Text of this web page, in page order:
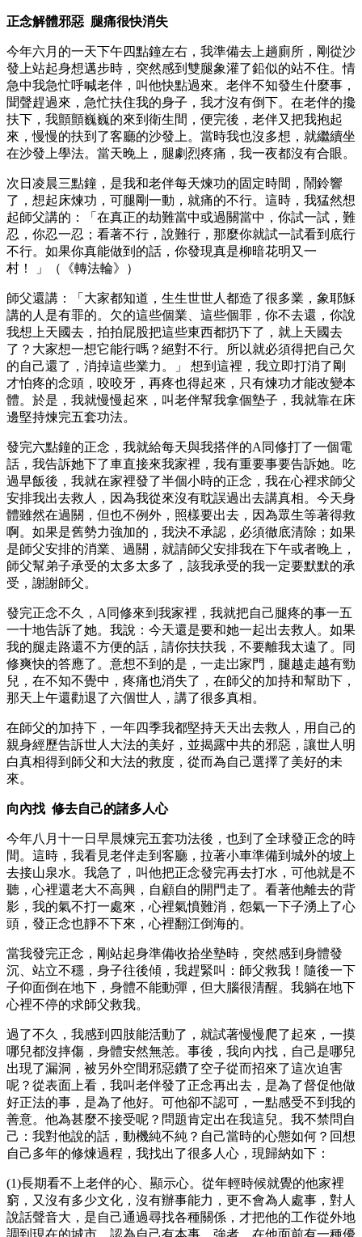
正念解體邪惡 腿痛很快消失
今年六月的一天下午四點鐘左右，我準備去上趟廁所，剛從沙
發上站起身想邁步時，突然感到雙腿象灌了鉛似的站不住。情
急中我急忙呼喊老伴，叫他快點過來。老伴不知發生什麼事，
聞聲趕過來，急忙扶住我的身子，我才沒有倒下。在老伴的攙
扶下，我顫顫巍巍的來到衛生間，便完後，老伴又把我抱起
來，慢慢的扶到了客廳的沙發上。當時我也沒多想，就繼續坐
在沙發上學法。當天晚上，腿劇烈疼痛，我一夜都沒有合眼。
次日凌晨三點鐘，是我和老伴每天煉功的固定時間，鬧鈴響
了，想起床煉功，可腿剛一動，就痛的不行。這時，我猛然想
起師父講的：「在真正的劫難當中或過關當中，你試一試，難
忍，你忍一忍；看著不行，說難行，那麼你就試一試看到底行
不行。如果你真能做到的話，你發現真是柳暗花明又一
村！ 」（《轉法輪》）
師父還講：「大家都知道，生生世世人都造了很多業，象耶穌
講的人是有罪的。欠的這些個業、這些個罪，你不去還，你說
我想上天國去，拍拍屁股把這些東西都扔下了，就上天國去
了？大家想一想它能行嗎？絕對不行。所以就必須得把自己欠
的自己還了，消掉這些業力。」 想到這裡，我立即打消了剛
才怕疼的念頭，咬咬牙，再疼也得起來，只有煉功才能改變本
體。於是，我就慢慢起來，叫老伴幫我拿個墊子，我就靠在床
邊堅持煉完五套功法。
發完六點鐘的正念，我就給每天與我搭伴的A同修打了一個電
話，我告訴她下了車直接來我家裡，我有重要事要告訴她。吃
過早飯後，我就在家裡發了半個小時的正念，我在心裡求師父
安排我出去救人，因為我從來沒有耽誤過出去講真相。今天身
體雖然在過關，但也不例外，照樣要出去，因為眾生等著得救
啊。如果是舊勢力強加的，我決不承認，必須徹底清除；如果
是師父安排的消業、過關，就請師父安排我在下午或者晚上，
師父幫弟子承受的太多太多了，該我承受的我一定要默默的承
受，謝謝師父。
發完正念不久，A同修來到我家裡，我就把自己腿疼的事一五
一十地告訴了她。我說：今天還是要和她一起出去救人。如果
我的腿走路還不方便的話，請你扶扶我，不要離我太遠了。同
修爽快的答應了。意想不到的是，一走岀家門，腿越走越有勁
兒，在不知不覺中，疼痛也消失了，在師父的加持和幫助下，
那天上午還勸退了六個世人，講了很多真相。
在師父的加持下，一年四季我都堅持天天出去救人，用自己的
親身經歷告訴世人大法的美好，並揭露中共的邪惡，讓世人明
白真相得到師父和大法的救度，從而為自己選擇了美好的未
來。
向內找 修去自己的諸多人心
今年八月十一日早晨煉完五套功法後，也到了全球發正念的時
間。這時，我看見老伴走到客廳，拉著小車準備到城外的坡上
去接山泉水。我急了，叫他把正念發完再去打水，可他就是不
聽，心裡還老大不高興，自顧自的開門走了。看著他離去的背
影，我的氣不打一處來，心裡氣憤難消，怨氣一下子湧上了心
頭，發正念也靜不下來，心裡翻江倒海的。
當我發完正念，剛站起身準備收拾坐墊時，突然感到身體發
沉、站立不穩，身子往後傾，我趕緊叫：師父救我！隨後一下
子仰面倒在地下，身體不能動彈，但大腦很清醒。我躺在地下
心裡不停的求師父救我。
過了不久，我感到四肢能活動了，就試著慢慢爬了起來，一摸
哪兒都沒摔傷，身體安然無恙。事後，我向內找，自己是哪兒
出現了漏洞，被另外空間邪惡鑽了空子從而招來了這次迫害
呢？從表面上看，我叫老伴發了正念再出去，是為了督促他做
好正法的事，是為了他好。可他卻不認可，一點感受不到我的
善意。他為甚麼不接受呢？問題肯定出在我這兒。我不禁問自
己：我對他說的話，動機純不純？自己當時的心態如何？回想
自己多年的修煉過程，我找出了很多人心，現歸納如下：
(1)長期看不上老伴的心、顯示心。從年輕時候就覺的他家裡
窮，又沒有多少文化，沒有辦事能力，更不會為人處事，對人
說話聲音大，是自己通過尋找各種關係，才把他的工作從外地
調到現在的城市，認為自己有本事、強者，在他面前有一種優